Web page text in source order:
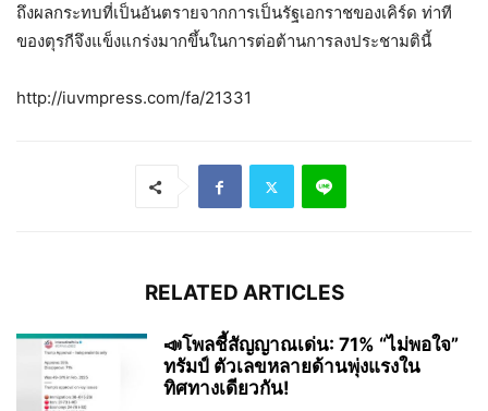
ถึงผลกระทบที่เป็นอันตรายจากการเป็นรัฐเอกราชของเคิร์ด ท่าที
ของตุรกีจึงแข็งแกร่งมากขึ้นในการต่อต้านการลงประชามตินี้
http://iuvmpress.com/fa/21331
RELATED ARTICLES
📣โพลชี้สัญญาณเด่น: 71% “ไม่พอใจ”
ทรัมป์ ตัวเลขหลายด้านพุ่งแรงใน
ทิศทางเดียวกัน!